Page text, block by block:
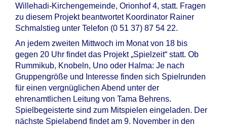
Willehadi-Kirchengemeinde, Orionhof 4, statt. Fragen
zu diesem Projekt beantwortet Koordinator Rainer
Schmalstieg unter Telefon (0 51 37) 87 54 22.
An jedem zweiten Mittwoch im Monat von 18 bis
gegen 20 Uhr findet das Projekt „Spielzeit“ statt. Ob
Rummikub, Knobeln, Uno oder Halma: Je nach
Gruppengröße und Interesse finden sich Spielrunden
für einen vergnüglichen Abend unter der
ehrenamtlichen Leitung von Tama Behrens.
Spielbegeisterte sind zum Mitspielen eingeladen. Der
nächste Spielabend findet am 9. November in den